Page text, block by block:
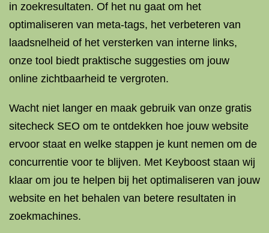
in zoekresultaten. Of het nu gaat om het
optimaliseren van meta-tags, het verbeteren van
laadsnelheid of het versterken van interne links,
onze tool biedt praktische suggesties om jouw
online zichtbaarheid te vergroten.
Wacht niet langer en maak gebruik van onze gratis
sitecheck SEO om te ontdekken hoe jouw website
ervoor staat en welke stappen je kunt nemen om de
concurrentie voor te blijven. Met Keyboost staan wij
klaar om jou te helpen bij het optimaliseren van jouw
website en het behalen van betere resultaten in
zoekmachines.